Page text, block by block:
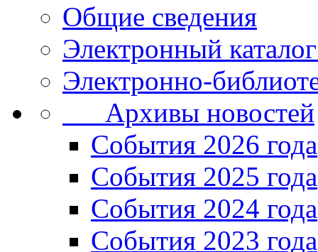
Общие сведения
Электронный
Электронно-
Архивы новостей
Cобытия 2026 года
События 2025 года
События 2024 года
События 2023 года